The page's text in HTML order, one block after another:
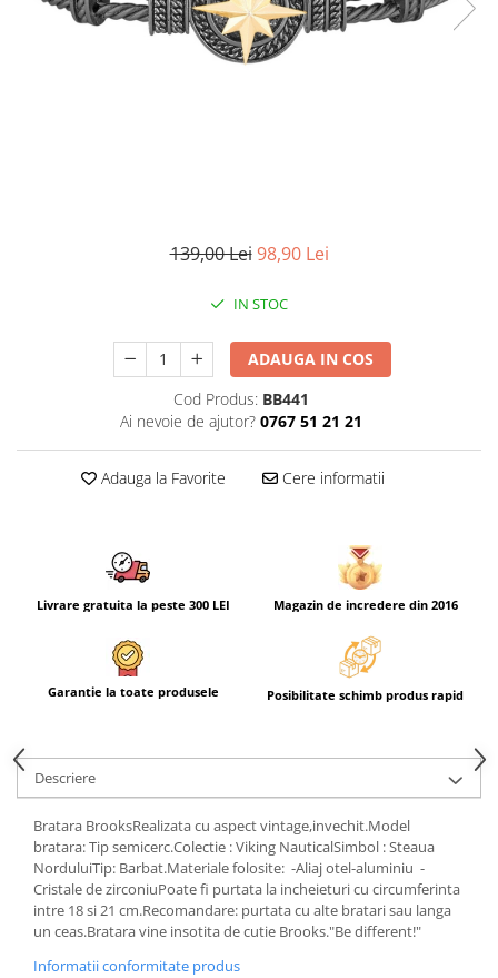
139,00 Lei 98,90 Lei
IN STOC
ADAUGA IN COS
Cod Produs: BB441
Ai nevoie de ajutor? 0767 51 21 21
Adauga la Favorite Cere informatii
Livrare gratuita la peste 300 LEI Magazin de incredere din 2016
Garantie la toate produsele Posibilitate schimb produs rapid
Descriere
Bratara BrooksRealizata cu aspect vintage,invechit.Model
bratara: Tip semicerc.Colectie : Viking NauticalSimbol : Steaua
NorduluiTip: Barbat.Materiale folosite: -Aliaj otel-aluminiu -
Cristale de zirconiuPoate fi purtata la incheieturi cu circumferinta
intre 18 si 21 cm.Recomandare: purtata cu alte bratari sau langa
un ceas.Bratara vine insotita de cutie Brooks."Be different!"
Informatii conformitate produs